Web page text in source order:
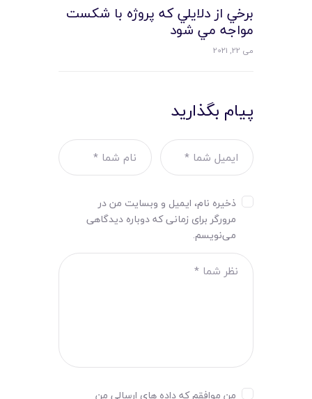
برخي از دلايلي که پروژه با شکست
مواجه مي شود
می 22, 2021
پیام بگذارید
ذخیره نام، ایمیل و وبسایت من در
مرورگر برای زمانی که دوباره دیدگاهی
می‌نویسم.
من موافقم که داده های ارسالی من